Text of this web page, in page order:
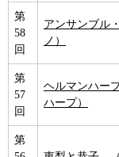
第
58
回
アンサンブル
ノ）
第
57
回
ヘルマンハー
ハープ）
第